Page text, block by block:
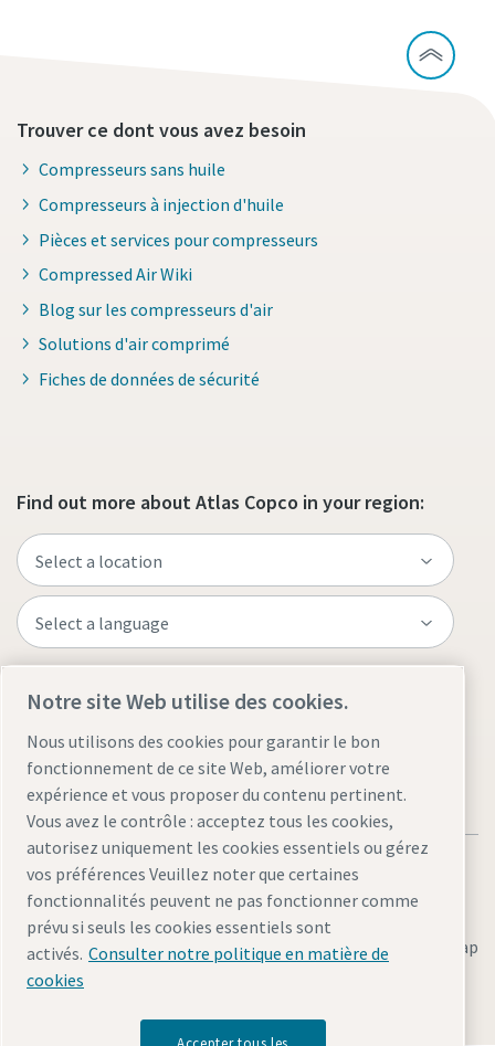
Trouver ce dont vous avez besoin
Compresseurs sans huile
Compresseurs à injection d'huile
Pièces et services pour compresseurs
Compressed Air Wiki
Blog sur les compresseurs d'air
Solutions d'air comprimé
Fiches de données de sécurité
Find out more about Atlas Copco in your region:
Visit the site
Legal & Privacy NoticesGérer les cookiesAccessibility Sitemap
© 2026 Atlas Copco AB
Notre site Web utilise des cookies.
Nous utilisons des cookies pour garantir le bon
fonctionnement de ce site Web, améliorer votre
expérience et vous proposer du contenu pertinent.
Vous avez le contrôle : acceptez tous les cookies,
autorisez uniquement les cookies essentiels ou gérez
vos préférences Veuillez noter que certaines
fonctionnalités peuvent ne pas fonctionner comme
prévu si seuls les cookies essentiels sont
activés. Consulter notre politique en matière de
cookies